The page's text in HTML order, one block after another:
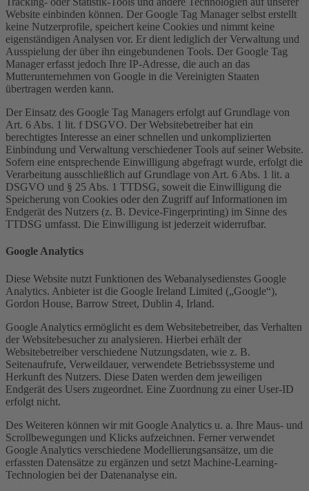
Website einbinden können. Der Google Tag Manager selbst erstellt
keine Nutzerprofile, speichert keine Cookies und nimmt keine
eigenständigen Analysen vor. Er dient lediglich der Verwaltung und
Ausspielung der über ihn eingebundenen Tools. Der Google Tag
Manager erfasst jedoch Ihre IP-Adresse, die auch an das
Mutterunternehmen von Google in die Vereinigten Staaten
übertragen werden kann.
Der Einsatz des Google Tag Managers erfolgt auf Grundlage von
Art. 6 Abs. 1 lit. f DSGVO. Der Websitebetreiber hat ein
berechtigtes Interesse an einer schnellen und unkomplizierten
Einbindung und Verwaltung verschiedener Tools auf seiner Website.
Sofern eine entsprechende Einwilligung abgefragt wurde, erfolgt die
Verarbeitung ausschließlich auf Grundlage von Art. 6 Abs. 1 lit. a
DSGVO und § 25 Abs. 1 TTDSG, soweit die Einwilligung die
Speicherung von Cookies oder den Zugriff auf Informationen im
Endgerät des Nutzers (z. B. Device-Fingerprinting) im Sinne des
TTDSG umfasst. Die Einwilligung ist jederzeit widerrufbar.
Google Analytics
Diese Website nutzt Funktionen des Webanalysedienstes Google
Analytics. Anbieter ist die Google Ireland Limited („Google“),
Gordon House, Barrow Street, Dublin 4, Irland.
Google Analytics ermöglicht es dem Websitebetreiber, das Verhalten
der Websitebesucher zu analysieren. Hierbei erhält der
Websitebetreiber verschiedene Nutzungsdaten, wie z. B.
Seitenaufrufe, Verweildauer, verwendete Betriebssysteme und
Herkunft des Nutzers. Diese Daten werden dem jeweiligen
Endgerät des Users zugeordnet. Eine Zuordnung zu einer User-ID
erfolgt nicht.
Des Weiteren können wir mit Google Analytics u. a. Ihre Maus- und
Scrollbewegungen und Klicks aufzeichnen. Ferner verwendet
Google Analytics verschiedene Modellierungsansätze, um die
erfassten Datensätze zu ergänzen und setzt Machine-Learning-
Technologien bei der Datenanalyse ein.